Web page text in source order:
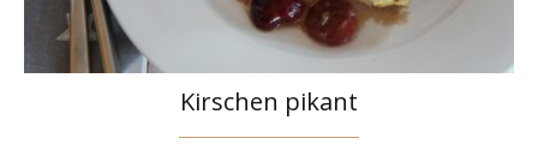
Kirschen pikant